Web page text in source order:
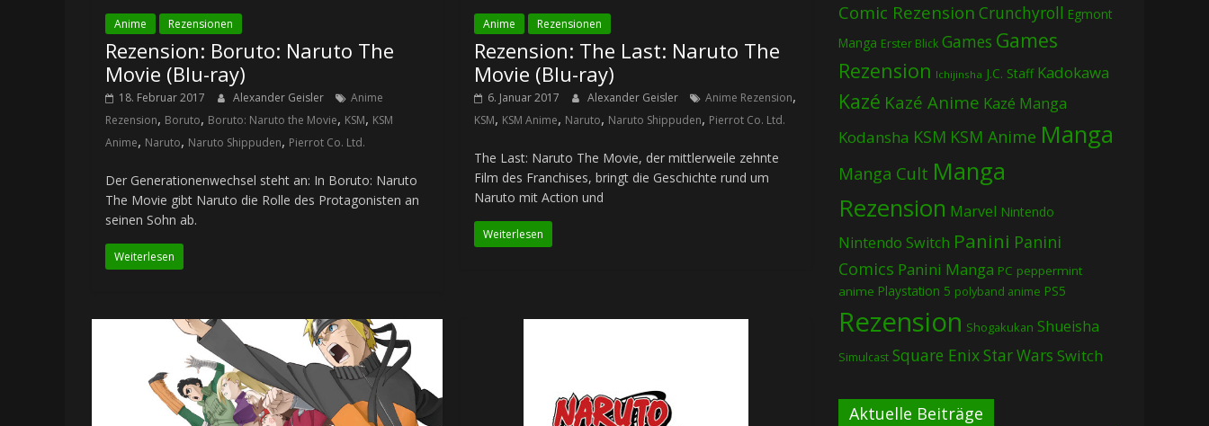
Anime Rezensionen
Rezension: Boruto: Naruto The
Movie (Blu-ray)
18. Februar 2017 Alexander Geisler
Anime
Rezension, Boruto, Boruto: Naruto the Movie, KSM, KSM
Anime, Naruto, Naruto Shippuden, Pierrot Co. Ltd.
Der Generationenwechsel steht an: In Boruto: Naruto
The Movie gibt Naruto die Rolle des Protagonisten an
seinen Sohn ab.
Weiterlesen
Anime Rezensionen
Rezension: The Last: Naruto The
Movie (Blu-ray)
6. Januar 2017 Alexander Geisler Anime Rezension,
KSM, KSM Anime, Naruto, Naruto Shippuden, Pierrot Co. Ltd.
The Last: Naruto The Movie, der mittlerweile zehnte
Film des Franchises, bringt die Geschichte rund um
Naruto mit Action und
Weiterlesen
Comic Rezension Crunchyroll Egmont
Manga Erster Blick Games Games
Rezension Ichijinsha J.C. Staff Kadokawa
Kazé Kazé Anime Kazé Manga
Kodansha KSM KSM Anime Manga
Manga Cult Manga
Rezension Marvel Nintendo
Nintendo Switch Panini Panini
Comics Panini Manga PC peppermint
anime Playstation 5 polyband anime PS5
Rezension Shogakukan Shueisha
Simulcast Square EnixStar Wars Switch
Aktuelle Beiträge